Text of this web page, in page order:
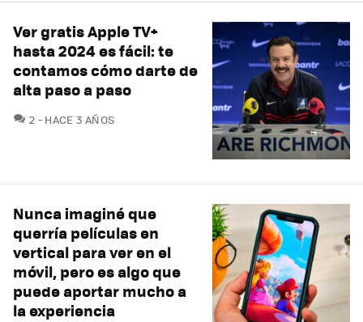
Ver gratis Apple TV+
hasta 2024 es fácil: te
contamos cómo darte de
alta paso a paso
2 COMENTARIOS
HACE 3 AÑOS
Nunca imaginé que
querría películas en
vertical para ver en el
móvil, pero es algo que
puede aportar mucho a
la experiencia